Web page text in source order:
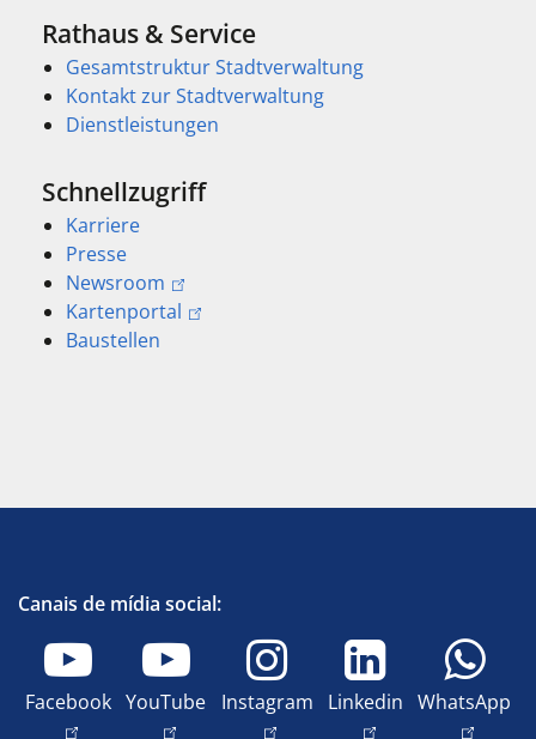
Rathaus & Service
Gesamtstruktur Stadtverwaltung
Kontakt zur Stadtverwaltung
Dienstleistungen
Schnellzugriff
Karriere
Presse
Newsroom
Kartenportal
Baustellen
Canais de mídia social:
Facebook YouTube Instagram Linkedin WhatsApp